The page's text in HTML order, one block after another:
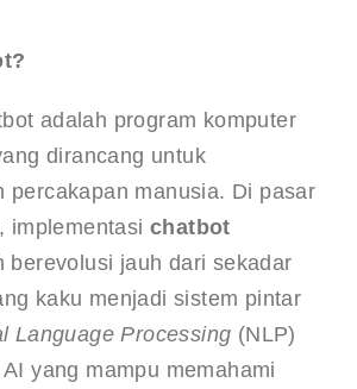
adalah program komputer
dirancang untuk
percakapan manusia. Di pasar
implementasi chatbot
berevolusi jauh dari sekadar
kaku menjadi sistem pintar
Language Processing (NLP)
yang mampu memahami